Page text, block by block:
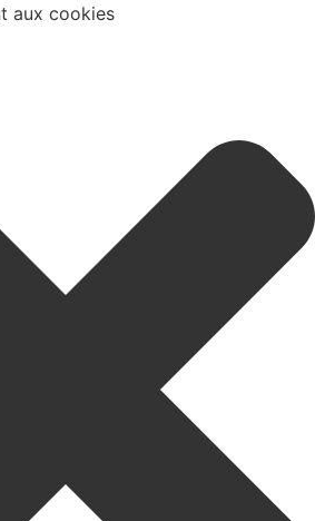
aux cookies